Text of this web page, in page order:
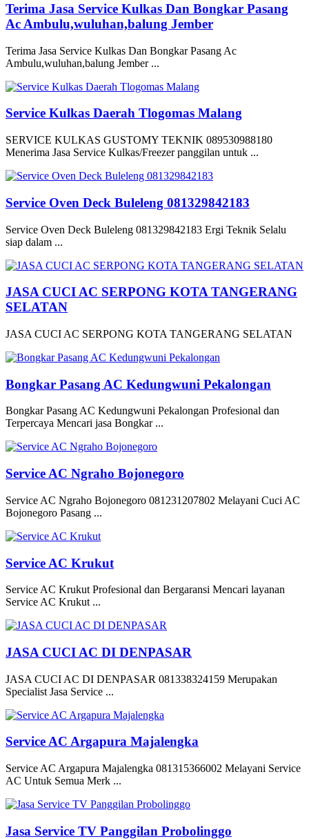
Terima Jasa Service Kulkas Dan Bongkar Pasang
Ac Ambulu,wuluhan,balung Jember
Terima Jasa Service Kulkas Dan Bongkar Pasang Ac
Ambulu,wuluhan,balung Jember ...
Service Kulkas Daerah Tlogomas Malang
SERVICE KULKAS GUSTOMY TEKNIK 089530988180
Menerima Jasa Service Kulkas/Freezer panggilan untuk ...
Service Oven Deck Buleleng 081329842183
Service Oven Deck Buleleng 081329842183 Ergi Teknik Selalu
siap dalam ...
JASA CUCI AC SERPONG KOTA TANGERANG
SELATAN
JASA CUCI AC SERPONG KOTA TANGERANG SELATAN
Bongkar Pasang AC Kedungwuni Pekalongan
Bongkar Pasang AC Kedungwuni Pekalongan Profesional dan
Terpercaya Mencari jasa Bongkar ...
Service AC Ngraho Bojonegoro
Service AC Ngraho Bojonegoro 081231207802 Melayani Cuci AC
Bojonegoro Pasang ...
Service AC Krukut
Service AC Krukut Profesional dan Bergaransi Mencari layanan
Service AC Krukut ...
JASA CUCI AC DI DENPASAR
JASA CUCI AC DI DENPASAR 081338324159 Merupakan
Specialist Jasa Service ...
Service AC Argapura Majalengka
Service AC Argapura Majalengka 081315366002 Melayani Service
AC Untuk Semua Merk ...
Jasa Service TV Panggilan Probolinggo